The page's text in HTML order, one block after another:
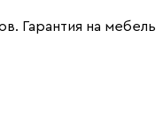
Гарантия на мебель